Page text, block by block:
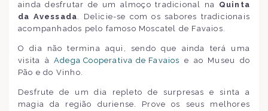
ainda desfrutar de um almoço tradicional na Quinta
da Avessada. Delicie-se com os sabores tradicionais
acompanhados pelo famoso Moscatel de Favaios.
O dia não termina aqui, sendo que ainda terá uma
visita àAdega Cooperativa de Favaios e ao Museu do
Pão e do Vinho.
Desfrute de um dia repleto de surpresas e sinta a
magia da região duriense. Prove os seus melhores